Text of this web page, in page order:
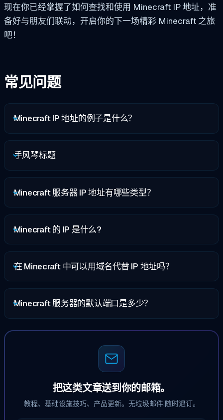
现在你已经掌握了如何查找和使用 Minecraft IP 地址，准
备好与朋友们联动，开启你的下一场精彩 Minecraft 之旅
吧！
常见问题
Minecraft IP 地址的例子是什么？
手风琴标题
Minecraft 服务器 IP 地址有哪些类型？
Minecraft 的 IP 是什么?
在 Minecraft 中可以用域名代替 IP 地址吗？
Minecraft 服务器的默认端口是多少？
把这类文章送到你的邮箱。
教程、基础设施技巧、产品更新。无垃圾邮件,随时退订。